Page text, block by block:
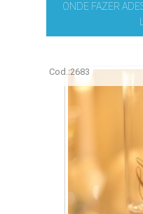
ONDE FAZER
Cod.:2683